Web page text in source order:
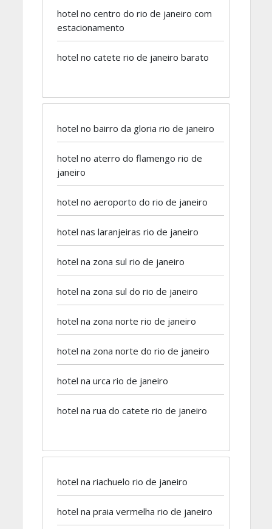
hotel no centro do rio de janeiro com
estacionamento
hotel no catete rio de janeiro barato
hotel no bairro da gloria rio de janeiro
hotel no aterro do flamengo rio de
janeiro
hotel no aeroporto do rio de janeiro
hotel nas laranjeiras rio de janeiro
hotel na zona sul rio de janeiro
hotel na zona sul do rio de janeiro
hotel na zona norte rio de janeiro
hotel na zona norte do rio de janeiro
hotel na urca rio de janeiro
hotel na rua do catete rio de janeiro
hotel na riachuelo rio de janeiro
hotel na praia vermelha rio de janeiro